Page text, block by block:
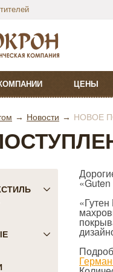
ЦЕНЫ
Новости НОВОЕ